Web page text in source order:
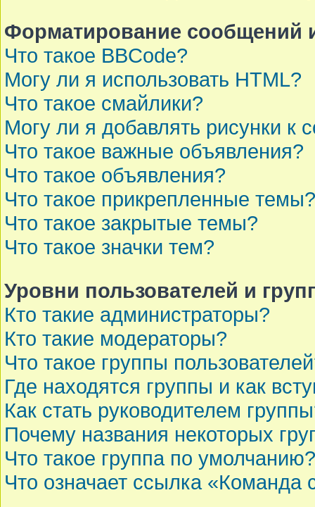
Форматирование сообщений
Что такое BBCode?
Могу ли я использовать HTML?
Что такое смайлики?
Могу ли я добавлять рисунки к
Что такое важные объявления?
Что такое объявления?
Что такое прикрепленные темы?
Что такое закрытые темы?
Что такое значки тем?
Уровни пользователей и
Кто такие администраторы?
Кто такие модераторы?
Что такое группы
Где находятся группы и как
Как стать руководителем
Почему названия некоторых
Что такое группа по умолчанию?
Что означает ссылка «Команда